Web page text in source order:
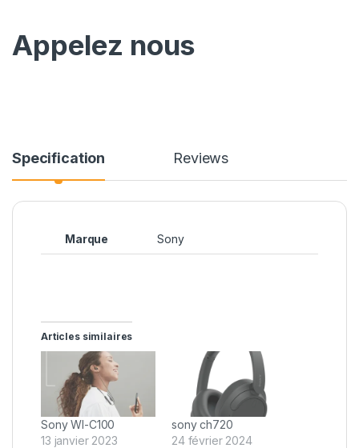
Appelez nous
Specification Reviews
Marque Sony
Articles similaires
Sony WI-C100
13 janvier 2023
sony ch720
24 février 2024